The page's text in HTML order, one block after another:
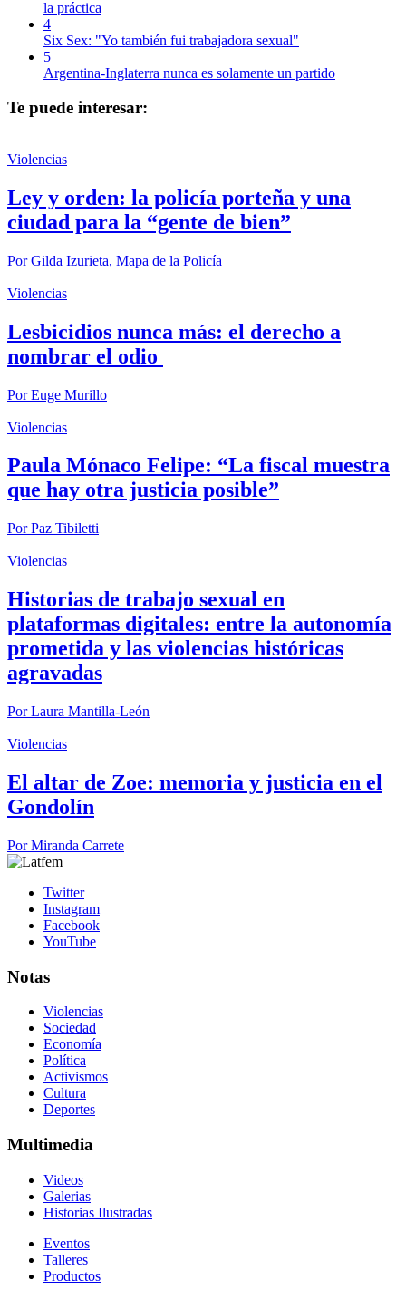
la práctica
4
Six Sex: "Yo también fui trabajadora sexual"
5
Argentina-Inglaterra nunca es solamente un partido
Te puede interesar:
Violencias
Ley y orden: la policía porteña y una
ciudad para la “gente de bien”
PorGilda Izurieta, Mapa de la Policía
Violencias
Lesbicidios nunca más: el derecho a
nombrar el odio
PorEuge Murillo
Violencias
Paula Mónaco Felipe: “La fiscal muestra
que hay otra justicia posible”
PorPaz Tibiletti
Violencias
Historias de trabajo sexual en
plataformas digitales: entre la autonomía
prometida y las violencias históricas
agravadas
PorLaura Mantilla-León
Violencias
El altar de Zoe: memoria y justicia en el
Gondolín
PorMiranda Carrete
Twitter
Instagram
Facebook
YouTube
Notas
Violencias
Sociedad
Economía
Política
Activismos
Cultura
Deportes
Multimedia
Videos
Galerias
Historias Ilustradas
Eventos
Talleres
Productos